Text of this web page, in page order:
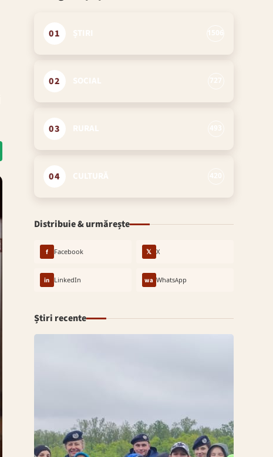
01
02
03
04
Distribuie & urmărește
f Facebook 𝕏 X
in LinkedIn wa WhatsApp
Știri recente